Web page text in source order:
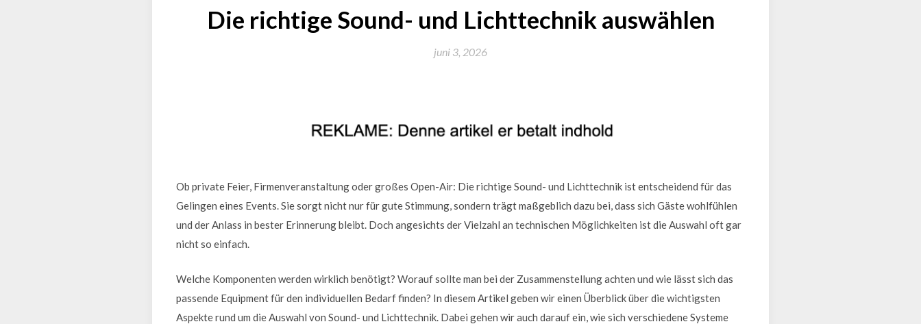
Die richtige Sound- und Lichttechnik auswählen
juni 3, 2026
Ob private Feier, Firmenveranstaltung oder großes Open-Air: Die richtige Sound- und Lichttechnik ist entscheidend für das
Gelingen eines Events. Sie sorgt nicht nur für gute Stimmung, sondern trägt maßgeblich dazu bei, dass sich Gäste wohlfühlen
und der Anlass in bester Erinnerung bleibt. Doch angesichts der Vielzahl an technischen Möglichkeiten ist die Auswahl oft gar
nicht so einfach.
Welche Komponenten werden wirklich benötigt? Worauf sollte man bei der Zusammenstellung achten und wie lässt sich das
passende Equipment für den individuellen Bedarf finden? In diesem Artikel geben wir einen Überblick über die wichtigsten
Aspekte rund um die Auswahl von Sound- und Lichttechnik. Dabei gehen wir auch darauf ein, wie sich verschiedene Systeme